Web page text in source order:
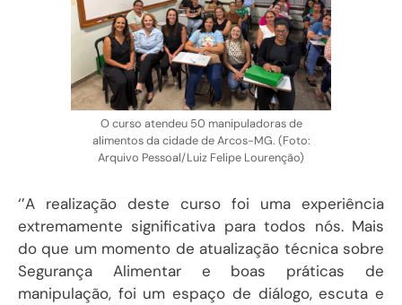
O curso atendeu 50 manipuladoras de
alimentos da cidade de Arcos-MG. (Foto:
Arquivo Pessoal/Luiz Felipe Lourenção)
‘’A realização deste curso foi uma experiência
extremamente significativa para todos nós. Mais
do que um momento de atualização técnica sobre
Segurança Alimentar e boas práticas de
manipulação, foi um espaço de diálogo, escuta e